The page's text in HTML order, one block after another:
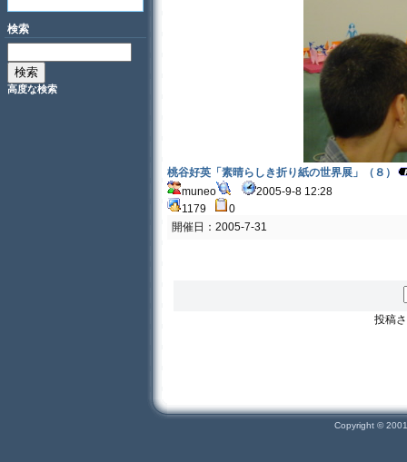
検索
高度な検索
桃谷好英「素晴らしき折り紙の世界展」（８）
muneo
2005-9-8 12:28
1179
0
開催日：2005-7-31
投稿
Copyright ©